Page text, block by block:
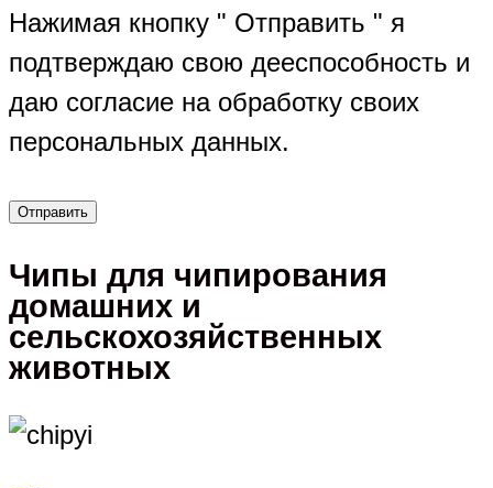
Нажимая кнопку " Отправить " я
подтверждаю свою дееспособность и
даю согласие на обработку своих
персональных данных.
Чипы для чипирования
домашних и
сельскохозяйственных
животных